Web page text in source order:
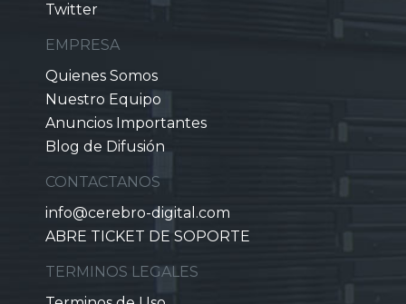
Twitter
EMPRESA
Quienes Somos
Nuestro Equipo
Anuncios Importantes
Blog de Difusión
CONTACTANOS
info@cerebro-digital.com
ABRE TICKET DE SOPORTE
TERMINOS LEGALES